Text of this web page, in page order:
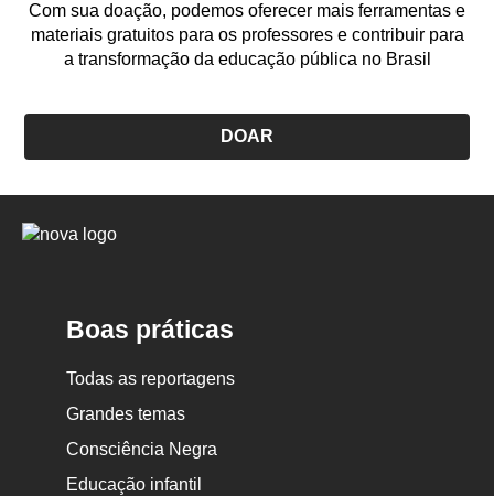
Com sua doação, podemos oferecer mais ferramentas e
materiais gratuitos para os professores e contribuir para
a transformação da educação pública no Brasil
DOAR
Logo
Boas práticas
Todas as reportagens
Grandes temas
Consciência Negra
Educação infantil